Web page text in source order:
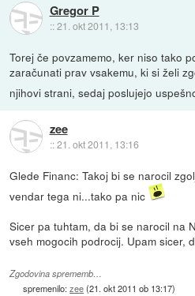
Gregor P
::21. okt 2011, 13:13
Torej če povzamemo, ker niso tako
zaračunati prav vsakemu, ki si želi
njihovi strani, sedaj poslujejo
zee
::21. okt 2011, 13:16
Glede Financ: Takoj bi se narocil
vendar tega ni...tako pa nic
Sicer pa tuhtam, da bi se narocil na
vseh mogocih podrocij. Upam sicer,
Zgodovina sprememb…
spremenilo:zee(21. okt 2011 ob 13:17)